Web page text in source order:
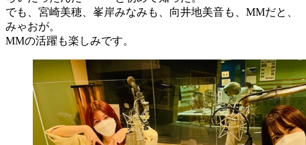
でも、宮崎美穂、峯岸みなみも、向井地美音も、MMだと、
みゃおが。
MMの活躍も楽しみです。